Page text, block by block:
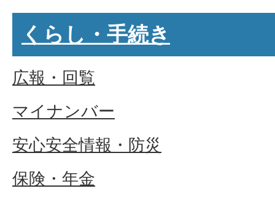
くらし・手続き
広報・回覧
マイナンバー
安心安全情報・防災
保険・年金